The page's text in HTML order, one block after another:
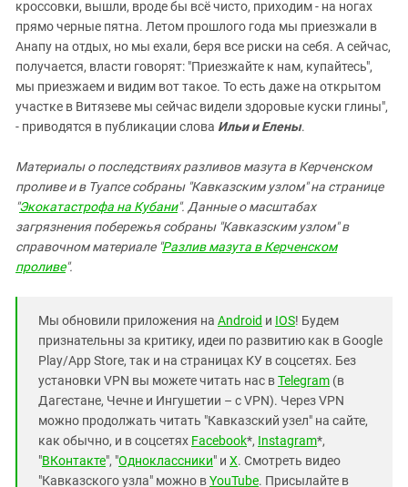
кроссовки, вышли, вроде бы всё чисто, приходим - на ногах
прямо черные пятна. Летом прошлого года мы приезжали в
Анапу на отдых, но мы ехали, беря все риски на себя. А сейчас,
получается, власти говорят: "Приезжайте к нам, купайтесь",
мы приезжаем и видим вот такое. То есть даже на открытом
участке в Витязеве мы сейчас видели здоровые куски глины",
- приводятся в публикации слова Ильи и Елены.
Материалы о последствиях разливов мазута в Керченском
проливе и в Туапсе собраны "Кавказским узлом" на странице
"Экокатастрофа на Кубани". Данные о масштабах
загрязнения побережья собраны "Кавказским узлом" в
справочном материале "Разлив мазута в Керченском
проливе".
Мы обновили приложения на Android и IOS! Будем
признательны за критику, идеи по развитию как в Google
Play/App Store, так и на страницах КУ в соцсетях. Без
установки VPN вы можете читать нас вTelegram (в
Дагестане, Чечне и Ингушетии – с VPN). Через VPN
можно продолжать читать "Кавказский узел" на сайте,
как обычно, и в соцсетях Facebook*, Instagram*,
"ВКонтакте", "Одноклассники" и X. Смотреть видео
"Кавказского узла" можно вYouTube. Присылайте в